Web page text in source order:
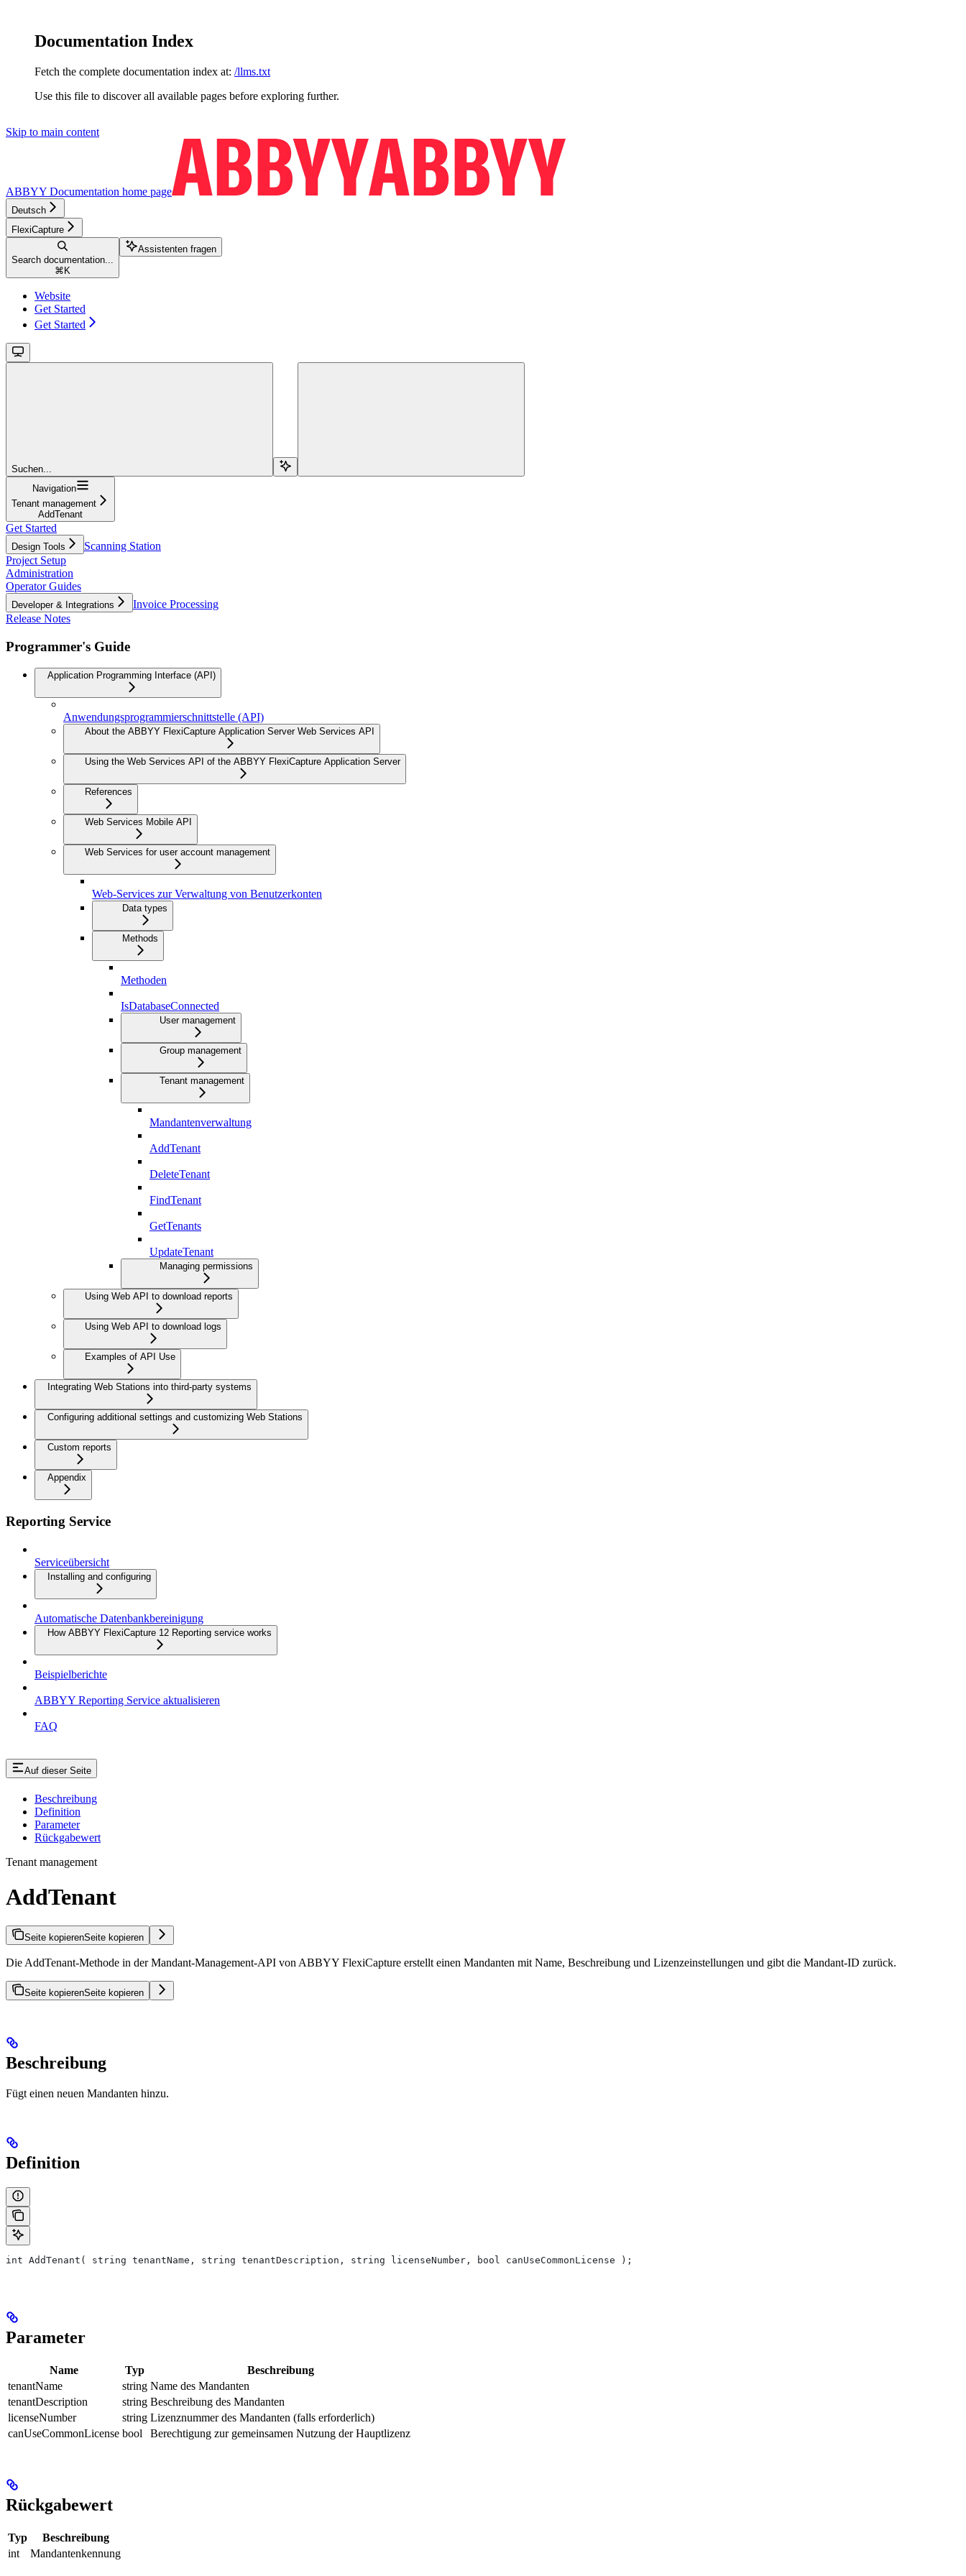
Documentation Index
Fetch the complete documentation index at: /llms.txt
Use this file to discover all available pages before exploring further.
Skip to main content
ABBYY Documentation home page
Deutsch
FlexiCapture
Search documentation...
⌘ K
Assistenten fragen
Website
Get Started
Get Started
Suchen...
Navigation
Tenant management
AddTenant
Get Started
Design Tools
Scanning Station
Project Setup
Administration
Operator Guides
Developer & Integrations
Invoice Processing
Release Notes
Programmer's Guide
Application Programming Interface (API)
Anwendungsprogrammierschnittstelle (API)
About the ABBYY FlexiCapture Application Server Web Services API
Using the Web Services API of the ABBYY FlexiCapture Application Server
References
Web Services Mobile API
Web Services for user account management
Web-Services zur Verwaltung von Benutzerkonten
Data types
Methods
Methoden
IsDatabaseConnected
User management
Group management
Tenant management
Mandantenverwaltung
AddTenant
DeleteTenant
FindTenant
GetTenants
UpdateTenant
Managing permissions
Using Web API to download reports
Using Web API to download logs
Examples of API Use
Integrating Web Stations into third-party systems
Configuring additional settings and customizing Web Stations
Custom reports
Appendix
Reporting Service
Serviceübersicht
Installing and configuring
Automatische Datenbankbereinigung
How ABBYY FlexiCapture 12 Reporting service works
Beispielberichte
ABBYY Reporting Service aktualisieren
FAQ
Auf dieser Seite
Beschreibung
Definition
Parameter
Rückgabewert
Tenant management
AddTenant
Seite kopierenSeite kopieren
Die AddTenant-Methode in der Mandant-Management-API von ABBYY FlexiCapture erstellt einen Mandanten mit Name, Beschreibung und Lizenzeinstellungen und gibt die Mandant-ID zurück.
Seite kopierenSeite kopieren
Beschreibung
Fügt einen neuen Mandanten hinzu.
Definition
int AddTenant( string tenantName, string tenantDescription, string licenseNumber, bool canUseCommonLicense );
Parameter
Name Typ
Beschreibung
tenantName
string Name des Mandanten
tenantDescription
string Beschreibung des Mandanten
licenseNumber
string Lizenznummer des Mandanten (falls erforderlich)
canUseCommonLicense bool Berechtigung zur gemeinsamen Nutzung der Hauptlizenz
Rückgabewert
Typ
Beschreibung
int
Mandantenkennung